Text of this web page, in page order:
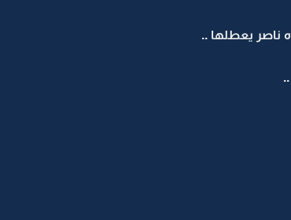
ناصر يعطلها ..